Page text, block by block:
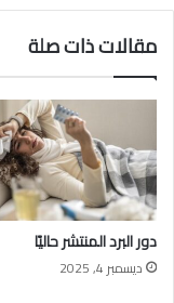
مقالات ذات صلة
دور البرد المنتشر حاليًا
ديسمبر 4, 2025